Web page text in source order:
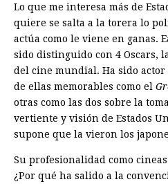
Lo que me interesa más de
quiere se salta a la torera lo
actúa como le viene en ganas.
sido distinguido con 4 Oscars,
del cine mundial. Ha sido
de ellas memorables como el
otras como las dos sobre la
vertiente y visión de Estados
supone que la vieron los
Su profesionalidad como
¿Por qué ha salido a la